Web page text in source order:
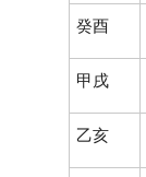
癸酉
甲戌
乙亥